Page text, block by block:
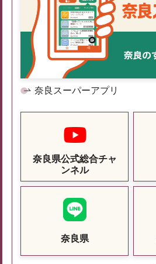
奈良スーパーアプリ
奈良県公式総合チャ
ンネル
奈良県